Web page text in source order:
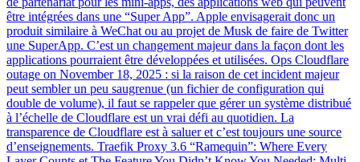
être intégrées dans une “Super App”. Apple envisagerait donc un
produit similaire à WeChat ou au projet de Musk de faire de Twitter
une SuperApp. C’est un changement majeur dans la façon dont les
applications pourraient être développées et utilisées. Ops Cloudflare
outage on November 18, 2025 : si la raison de cet incident majeur
peut sembler un peu saugrenue (un fichier de configuration qui
double de volume), il faut se rappeler que gérer un système distribué
à l’échelle de Cloudflare est un vrai défi au quotidien. La
transparence de Cloudflare est à saluer et c’est toujours une source
d’enseignements. Traefik Proxy 3.6 “Ramequin”: Where Every